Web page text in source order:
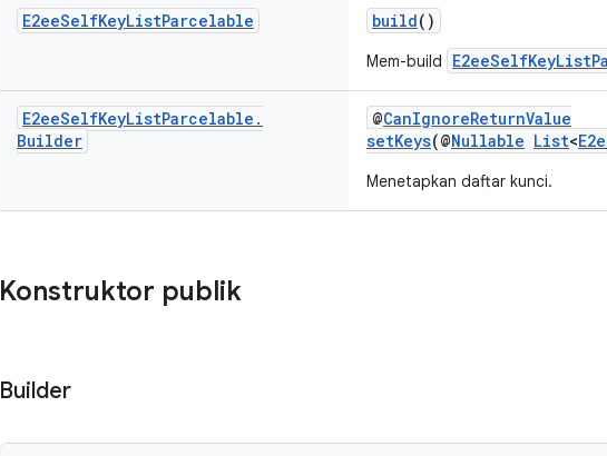
E2eeSelfKeyListParcelable build()
Mem-build
E2eeSelfKeyListParcelable .
Builder
@CanIgnoreReturnValue
setKeys(@Nullable List<
Menetapkan daftar kunci.
Konstruktor publik
Builder